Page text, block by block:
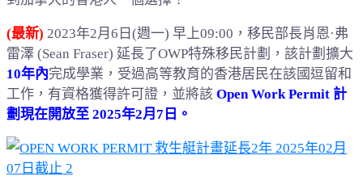
(最新) 2023年2月6日(週一) 早上09:00，移民部長肖恩·弗
雷澤 (Sean Fraser) 延長了OWP特殊移民計劃，該計劃擴大
10年內完成學業，受過高等教育的香港居民在該國逗留和
工作，有資格獲得許可證，並將該 Open Work Permit 計
劃現在開放至 2025年2月7日。